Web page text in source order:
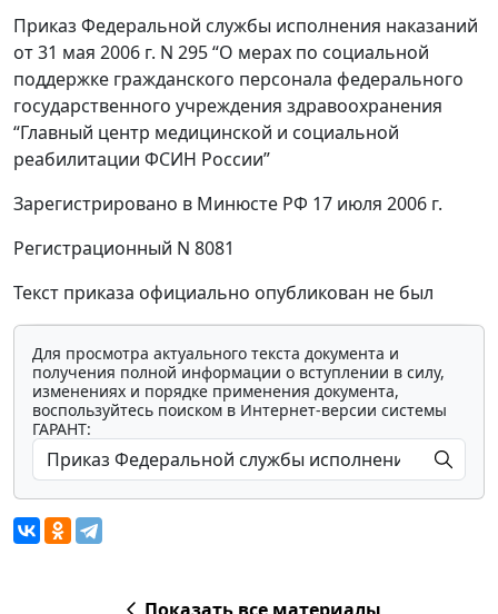
Приказ Федеральной службы исполнения наказаний
от 31 мая 2006 г. N 295 “О мерах по социальной
поддержке гражданского персонала федерального
государственного учреждения здравоохранения
“Главный центр медицинской и социальной
реабилитации ФСИН России”
Зарегистрировано в Минюсте РФ 17 июля 2006 г.
Регистрационный N 8081
Текст приказа официально опубликован не был
Для просмотра актуального текста документа и
получения полной информации о вступлении в силу,
изменениях и порядке применения документа,
воспользуйтесь поиском в Интернет-версии системы
ГАРАНТ: